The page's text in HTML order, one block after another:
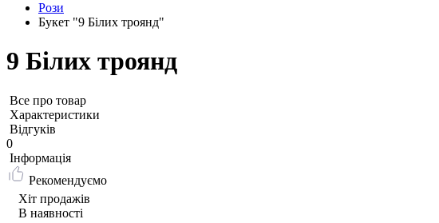
Рози
Букет "9 Білих троянд"
9 Білих троянд
Все про товар
Характеристики
Відгуків
0
Iнформація
Рекомендуємо
Хіт продажів
В наявності